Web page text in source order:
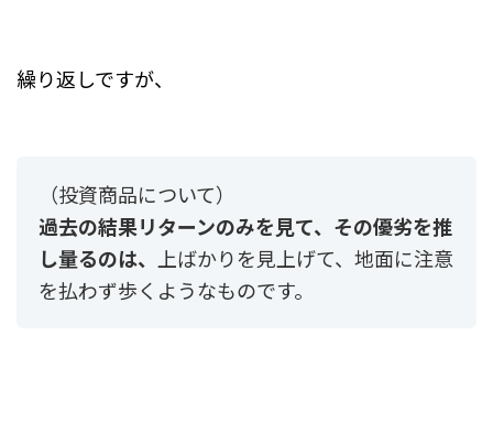
繰り返しですが、
（投資商品について）
過去の結果リターンのみを見て、その優劣を推
し量るのは、
上ばかりを見上げて、地面に注意
を払わず歩くようなものです。